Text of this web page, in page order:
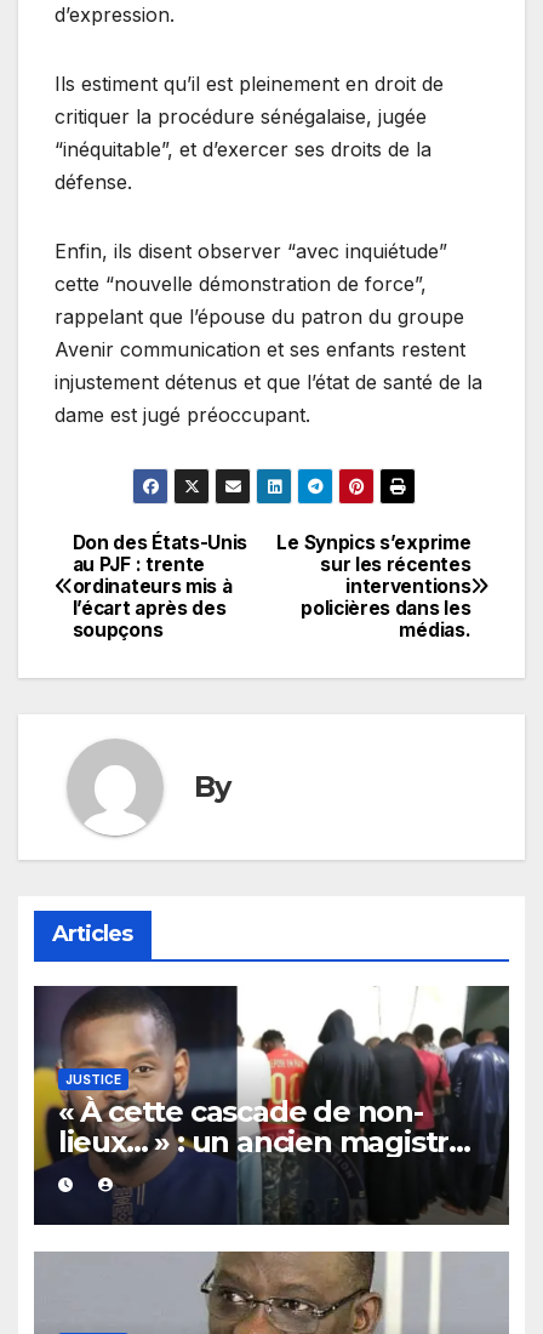
d’expression.
Ils estiment qu’il est pleinement en droit de
critiquer la procédure sénégalaise, jugée
“inéquitable”, et d’exercer ses droits de la
défense.
Enfin, ils disent observer “avec inquiétude”
cette “nouvelle démonstration de force”,
rappelant que l’épouse du patron du groupe
Avenir communication et ses enfants restent
injustement détenus et que l’état de santé de la
dame est jugé préoccupant.
Navigation
de
l’article
Le Synpics s’exprime
sur les récentes
interventions
policières dans les
médias.
Don des États-Unis
au PJF : trente
ordinateurs mis à
l’écart après des
soupçons
By
Articles
JUSTICE
« À cette cascade de non-
lieux… » : un ancien magistrat
annonce une bonne nouvelle
pour Pape Cheikh Diallo et
Cie